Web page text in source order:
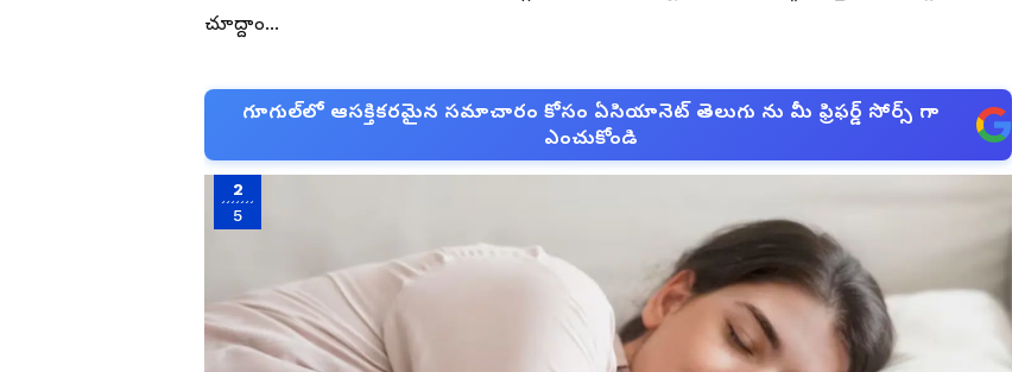
చూద్దాం...
గూగుల్‌లో ఆసక్తికరమైన సమాచారం కోసం ఏసియానెట్ తెలుగు ను మీ ఫ్రిఫర్డ్ సోర్స్ గా
ఎంచుకోండి
2
5